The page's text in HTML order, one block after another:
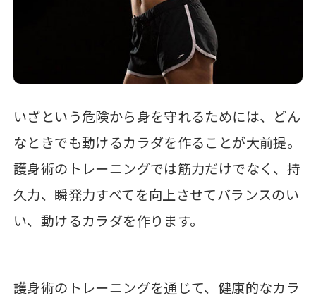
いざという危険から身を守れるためには、どん
なときでも動けるカラダを作ることが大前提。
護身術のトレーニングでは筋力だけでなく、持
久力、瞬発力すべてを向上させてバランスのい
い、動けるカラダを作ります。
護身術のトレーニングを通じて、健康的なカラ